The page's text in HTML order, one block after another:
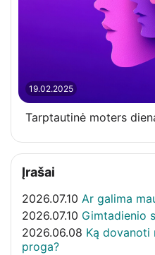
19.02.2025
Tarptautinė moters
Įrašai
2026.07.10 Ar galima
2026.07.10 Gimtadienio
2026.06.08 Ką dovanoti
proga?